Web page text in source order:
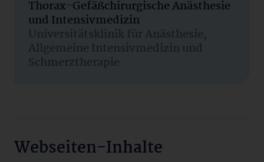
Thorax-Gefäßchirurgische Anästhesie
und Intensivmedizin
Universitätsklinik für Anästhesie,
Allgemeine Intensivmedizin und
Schmerztherapie
Webseiten-Inhalte